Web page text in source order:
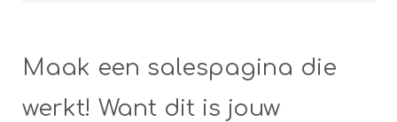
Maak een salespagina die
werkt! Want dit is jouw